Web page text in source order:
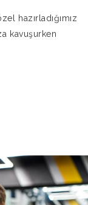
hazırladığımız
kavuşurken